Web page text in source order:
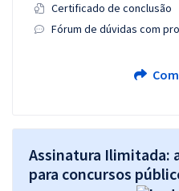
Certificado de conclusão
Fórum de dúvidas com
Assinatura Ilimitada:
para concursos